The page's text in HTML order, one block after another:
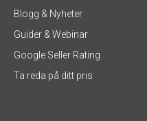
Blogg & Nyheter
Guider & Webinar
Google Seller Rating
Ta reda på ditt pris